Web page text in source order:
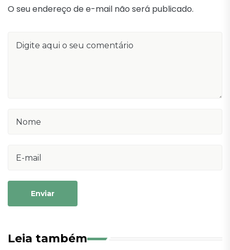
O seu endereço de e-mail não será publicado.
Enviar
Leia também